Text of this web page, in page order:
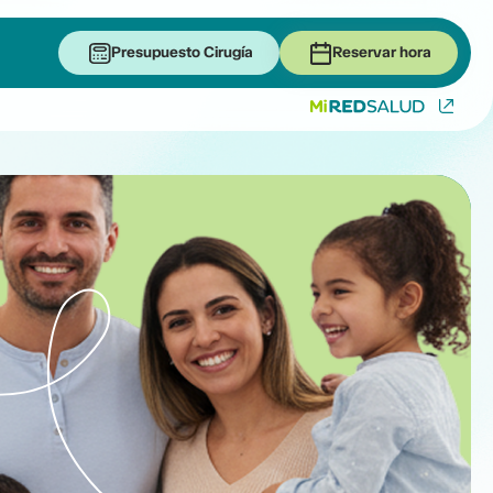
Presupuesto Cirugía Reservar hora